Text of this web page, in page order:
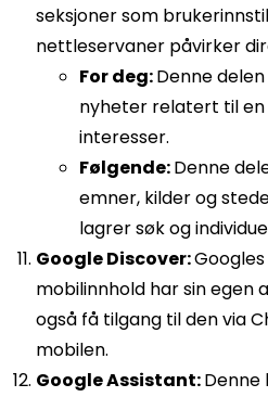
seksjoner som
nettleservaner påvirker
For deg:Denne
nyheter relatert til
interesser.
Følgende:Denne
emner, kilder og
lagrer søk og
Google Discover:
mobilinnhold har sin egen
også få tilgang til den via
mobilen.
Google Assistant: